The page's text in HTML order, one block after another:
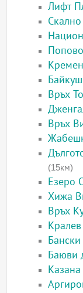
Лифт
Връх
Връх
(15км)
Езеро
Хижа
Връх
Баюви